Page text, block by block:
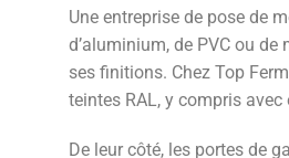
Une entreprise de pose de
d’aluminium, de PVC ou
ses finitions. Chez Top
teintes RAL, y compris
De leur côté, les portes de